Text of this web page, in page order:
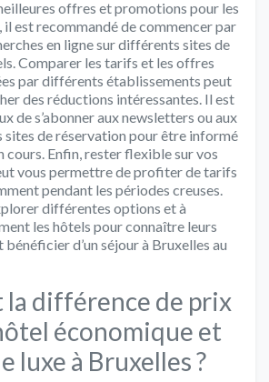
offres et promotions pour les
il est recommandé de commencer par
en ligne sur différents sites de
Comparer les tarifs et les offres
par différents établissements peut
des réductions intéressantes. Il est
de s’abonner aux newsletters ou aux
sites de réservation pour être informé
cours. Enfin, rester flexible sur vos
vous permettre de profiter de tarifs
pendant les périodes creuses.
différentes options et à
les hôtels pour connaître leurs
d’un séjour à Bruxelles au
la différence de prix
économique et
luxe à Bruxelles ?